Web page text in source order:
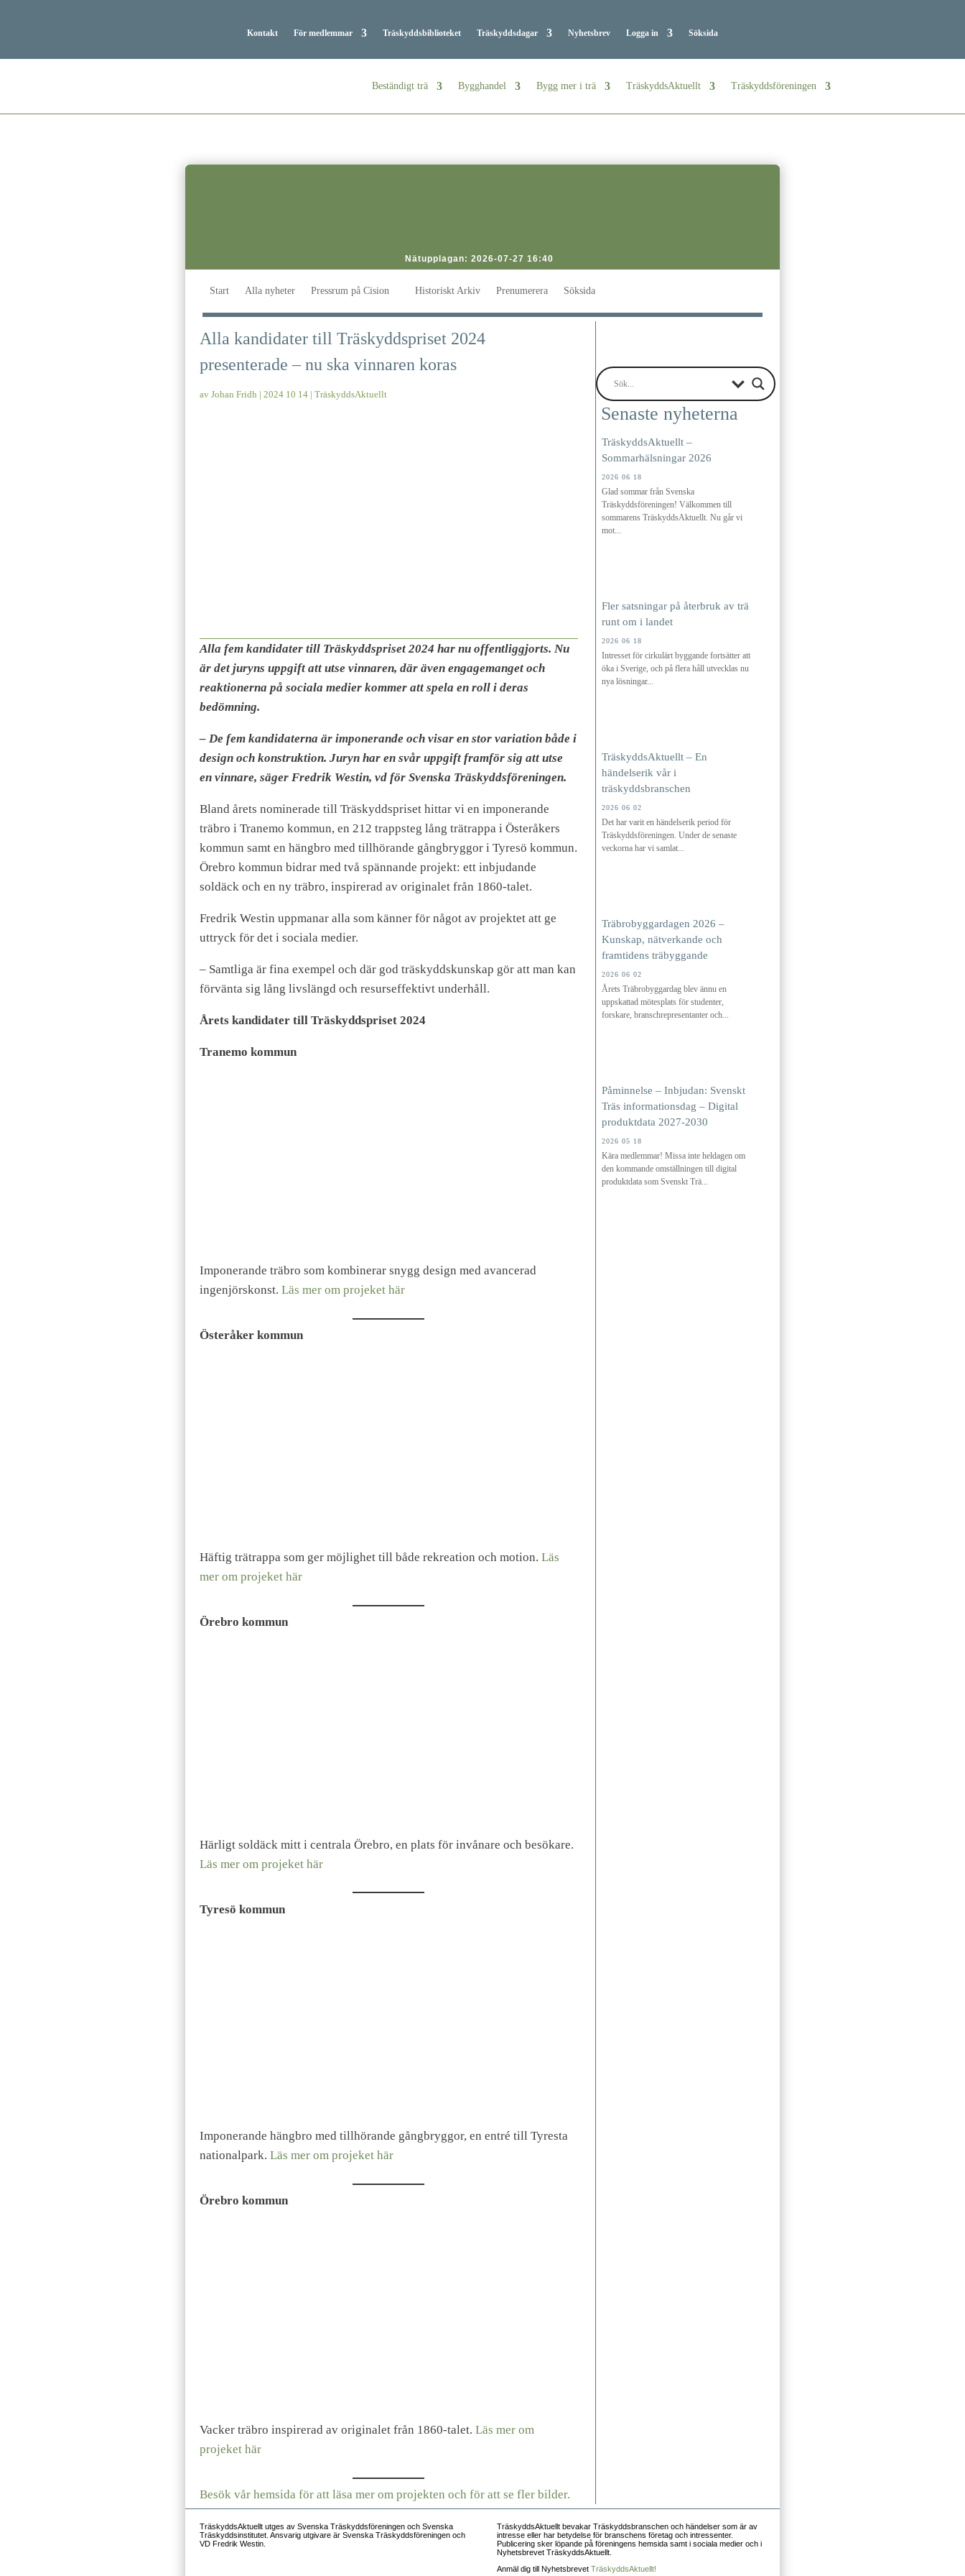
Kontakt För medlemmar Träskyddsbiblioteket Träskyddsdagar Nyhetsbrev Logga in Söksida
Beständigt trä Bygghandel Bygg mer i trä TräskyddsAktuellt Träskyddsföreningen
Nätupplagan: 2026-07-27 16:40
Start Alla nyheter Pressrum på Cision Historiskt Arkiv Prenumerera Söksida
Alla kandidater till Träskyddspriset 2024
presenterade – nu ska vinnaren koras
av Johan Fridh | 2024 10 14 | TräskyddsAktuellt
Alla fem kandidater till Träskyddspriset 2024 har nu offentliggjorts. Nu
är det juryns uppgift att utse vinnaren, där även engagemanget och
reaktionerna på sociala medier kommer att spela en roll i deras
bedömning.
– De fem kandidaterna är imponerande och visar en stor variation både i
design och konstruktion. Juryn har en svår uppgift framför sig att utse
en vinnare, säger Fredrik Westin, vd för Svenska Träskyddsföreningen.
Bland årets nominerade till Träskyddspriset hittar vi en imponerande
träbro i Tranemo kommun, en 212 trappsteg lång trätrappa i Österåkers
kommun samt en hängbro med tillhörande gångbryggor i Tyresö kommun.
Örebro kommun bidrar med två spännande projekt: ett inbjudande
soldäck och en ny träbro, inspirerad av originalet från 1860-talet.
Fredrik Westin uppmanar alla som känner för något av projektet att ge
uttryck för det i sociala medier.
– Samtliga är fina exempel och där god träskyddskunskap gör att man kan
förvänta sig lång livslängd och resurseffektivt underhåll.
Årets kandidater till Träskyddspriset 2024
Tranemo kommun
Imponerande träbro som kombinerar snygg design med avancerad
ingenjörskonst. Läs mer om projeket här
Österåker kommun
Häftig trätrappa som ger möjlighet till både rekreation och motion. Läs
mer om projeket här
Örebro kommun
Härligt soldäck mitt i centrala Örebro, en plats för invånare och besökare.
Läs mer om projeket här
Tyresö kommun
Imponerande hängbro med tillhörande gångbryggor, en entré till Tyresta
nationalpark. Läs mer om projeket här
Örebro kommun
Vacker träbro inspirerad av originalet från 1860-talet. Läs mer om
projeket här
Besök vår hemsida för att läsa mer om projekten och för att se fler bilder.
Senaste nyheterna
TräskyddsAktuellt –
Sommarhälsningar 2026
2026 06 18
Glad sommar från Svenska
Träskyddsföreningen! Välkommen till
sommarens TräskyddsAktuellt. Nu går vi
mot...
Fler satsningar på återbruk av trä
runt om i landet
2026 06 18
Intresset för cirkulärt byggande fortsätter att
öka i Sverige, och på flera håll utvecklas nu
nya lösningar...
TräskyddsAktuellt – En
händelserik vår i
träskyddsbranschen
2026 06 02
Det har varit en händelserik period för
Träskyddsföreningen. Under de senaste
veckorna har vi samlat...
Träbrobyggardagen 2026 –
Kunskap, nätverkande och
framtidens träbyggande
2026 06 02
Årets Träbrobyggardag blev ännu en
uppskattad mötesplats för studenter,
forskare, branschrepresentanter och...
Påminnelse – Inbjudan: Svenskt
Träs informationsdag – Digital
produktdata 2027‑2030
2026 05 18
Kära medlemmar! Missa inte heldagen om
den kommande omställningen till digital
produktdata som Svenskt Trä...
TräskyddsAktuellt utges av Svenska Träskyddsföreningen och Svenska
Träskyddsinstitutet. Ansvarig utgivare är Svenska Träskyddsföreningen och
VD Fredrik Westin.
TräskyddsAktuellt bevakar Träskyddsbranschen och händelser som är av
intresse eller har betydelse för branschens företag och intressenter.
Publicering sker löpande på föreningens hemsida samt i sociala medier och i
Nyhetsbrevet TräskyddsAktuellt.
Anmäl dig till Nyhetsbrevet TräskyddsAktuellt!